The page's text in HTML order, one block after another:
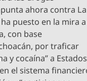
ahora contra La
puesto en la mira a
con base
por traficar
y cocaína” a Estados
el sistema